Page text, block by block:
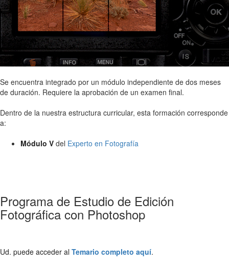
Se encuentra integrado por un módulo independiente de dos meses
de duración. Requiere la aprobación de un examen final.
Dentro de la nuestra estructura curricular, esta formación corresponde
a:
Módulo V del Experto en Fotografía
Programa de Estudio de Edición
Fotográfica con Photoshop
Ud. puede acceder al Temario completo aquí.